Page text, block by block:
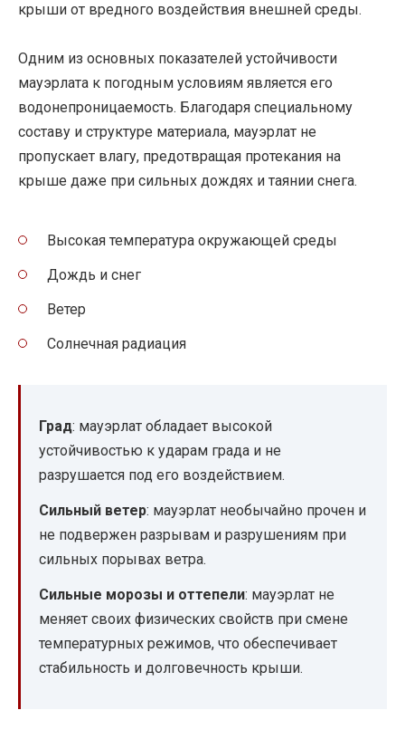
крыши от вредного воздействия внешней среды.
Одним из основных показателей устойчивости
мауэрлата к погодным условиям является его
водонепроницаемость. Благодаря специальному
составу и структуре материала, мауэрлат не
пропускает влагу, предотвращая протекания на
крыше даже при сильных дождях и таянии снега.
Высокая температура окружающей среды
Дождь и снег
Ветер
Солнечная радиация
Град: мауэрлат обладает высокой
устойчивостью к ударам града и не
разрушается под его воздействием.
Сильный ветер: мауэрлат необычайно прочен и
не подвержен разрывам и разрушениям при
сильных порывах ветра.
Сильные морозы и оттепели: мауэрлат не
меняет своих физических свойств при смене
температурных режимов, что обеспечивает
стабильность и долговечность крыши.